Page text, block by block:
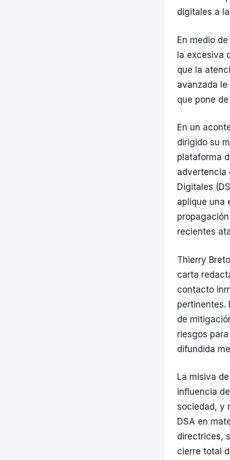
digitales a
En medio
la excesiva
que la
avanzada
que pone
En un
dirigido su
plataforma
advertencia
Digitales
aplique una
recientes
Thierry
carta
contacto
pertinentes.
de
riesgos
difundida
La misiva
influencia
sociedad, y
DSA en
directrices,
cierre total